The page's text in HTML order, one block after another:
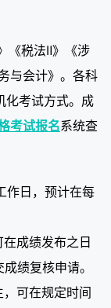
《税法Ⅱ》《涉
与会计》。各科
化考试方式。成
考试报名系统查
作日，预计在每
成绩发布之日
绩复核申请。
可在规定时间